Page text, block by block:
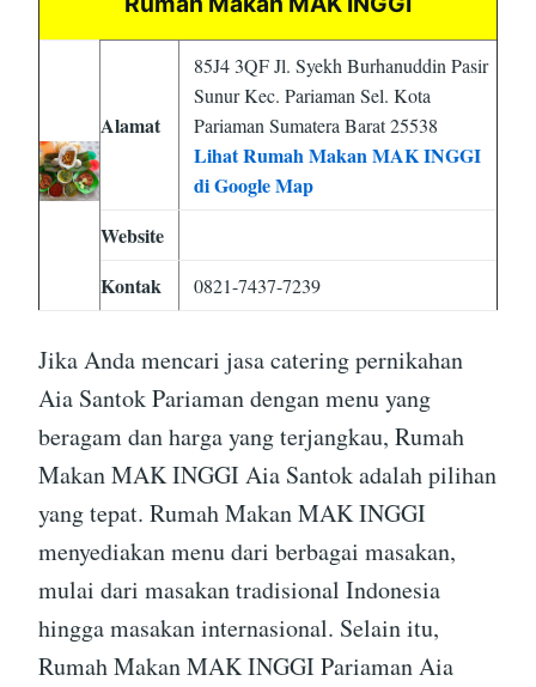
Alamat
85J4 3QF Jl. Syekh Burhanuddin Pasir
Sunur Kec. Pariaman Sel. Kota
Pariaman Sumatera Barat 25538
Lihat Rumah Makan MAK INGGI
di Google Map
Website
Kontak
0821-7437-7239
Jika Anda mencari jasa catering pernikahan
Aia Santok Pariaman dengan menu yang
beragam dan harga yang terjangkau, Rumah
Makan MAK INGGI Aia Santok adalah pilihan
yang tepat. Rumah Makan MAK INGGI
menyediakan menu dari berbagai masakan,
mulai dari masakan tradisional Indonesia
hingga masakan internasional. Selain itu,
Rumah Makan MAK INGGI Pariaman Aia